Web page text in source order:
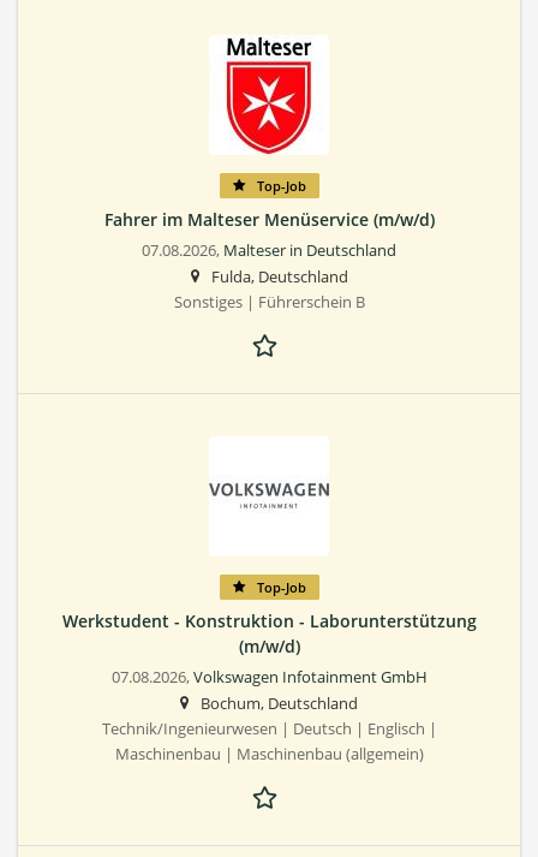
Top-Job
Fahrer im Malteser Menüservice (m/w/d)
07.08.2026, Malteser in Deutschland
Fulda, Deutschland
Sonstiges | Führerschein B
Top-Job
Werkstudent - Konstruktion - Laborunterstützung
(m/w/d)
07.08.2026,Volkswagen Infotainment GmbH
Bochum, Deutschland
Technik/Ingenieurwesen | Deutsch | Englisch |
Maschinenbau | Maschinenbau (allgemein)